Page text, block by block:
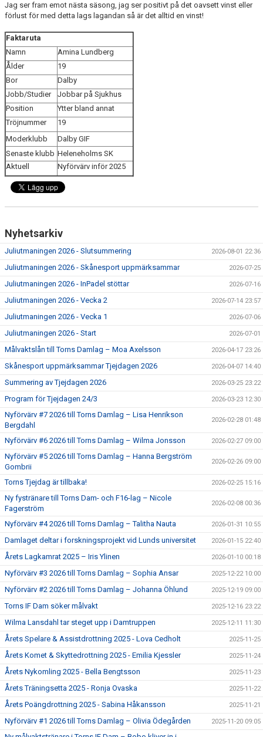
Jag ser fram emot nästa säsong, jag ser positivt på det oavsett vinst eller
förlust för med detta lags lagandan så är det alltid en vinst!
Faktaruta
Namn
Amina Lundberg
Ålder
19
Bor
Dalby
Jobb/Studier
Jobbar på Sjukhus
Position
Ytter bland annat
Tröjnummer
19
Moderklubb
Dalby GIF
Senaste klubb Heleneholms SK
Aktuell
Nyförvärv inför 2025
Nyhetsarkiv
Juliutmaningen 2026 - Slutsummering 2026-08-01 22:36
Juliutmaningen 2026 - Skånesport uppmärksammar 2026-07-25
Juliutmaningen 2026 - InPadel stöttar 2026-07-16
Juliutmaningen 2026 - Vecka 2 2026-07-14 23:57
Juliutmaningen 2026 - Vecka 1 2026-07-06
Juliutmaningen 2026 - Start 2026-07-01
Målvaktslån till Torns Damlag – Moa Axelsson 2026-04-17 23:26
Skånesport uppmärksammar Tjejdagen 2026 2026-04-07 14:40
Summering av Tjejdagen 2026 2026-03-25 23:22
Program för Tjejdagen 24/3 2026-03-23 12:30
Nyförvärv #7 2026 till Torns Damlag – Lisa Henrikson
Bergdahl
2026-02-28 01:48
Nyförvärv #6 2026 till Torns Damlag – Wilma Jonsson 2026-02-27 09:00
Nyförvärv #5 2026 till Torns Damlag – Hanna Bergström
Gombrii
2026-02-26 09:00
Torns Tjejdag är tillbaka! 2026-02-25 15:16
Ny fystränare till Torns Dam- och F16-lag – Nicole
Fagerström
2026-02-08 00:36
Nyförvärv #4 2026 till Torns Damlag – Talitha Nauta 2026-01-31 10:55
Damlaget deltar i forskningsprojekt vid Lunds universitet 2026-01-15 22:40
Årets Lagkamrat 2025 – Iris Ylinen 2026-01-10 00:18
Nyförvärv #3 2026 till Torns Damlag – Sophia Ansar 2025-12-22 10:00
Nyförvärv #2 2026 till Torns Damlag – Johanna Öhlund 2025-12-19 09:00
Torns IF Dam söker målvakt 2025-12-16 23:22
Wilma Lansdahl tar steget upp i Damtruppen 2025-12-11 11:30
Årets Spelare & Assistdrottning 2025 - Lova Cedholt 2025-11-25
Årets Komet & Skyttedrottning 2025 - Emilia Kjessler 2025-11-24
Årets Nykomling 2025 - Bella Bengtsson 2025-11-23
Årets Träningsetta 2025 - Ronja Ovaska 2025-11-22
Årets Poängdrottning 2025 - Sabina Håkansson 2025-11-21
Nyförvärv #1 2026 till Torns Damlag – Olivia Ödegården 2025-11-20 09:05